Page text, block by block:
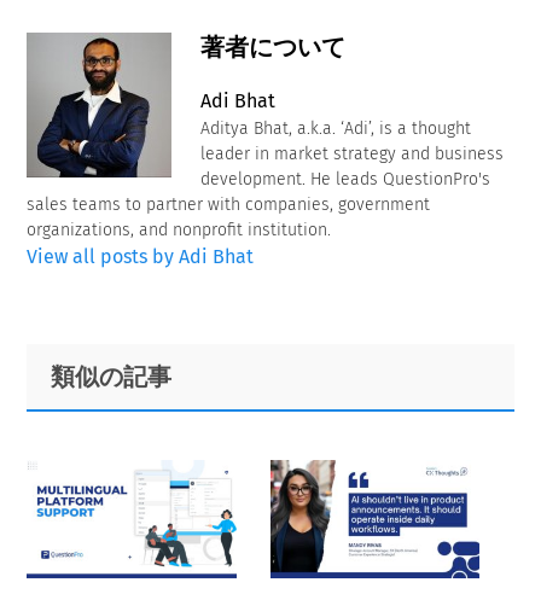
著者について
Adi Bhat
Aditya Bhat, a.k.a. ‘Adi’, is a thought
leader in market strategy and business
development. He leads QuestionPro's
sales teams to partner with companies, government
organizations, and nonprofit institution.
View all posts by Adi Bhat
Primary
Sidebar
Footer
類似の記事